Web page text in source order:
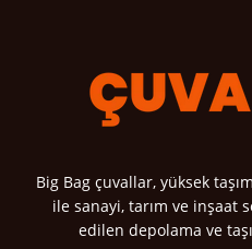
Big Bag çuvallar, yüksek
ile sanayi, tarım ve inşaat
edilen depolama ve